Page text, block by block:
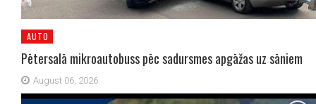
AUTO
Pētersalā mikroautobuss pēc sadursmes apgāžas uz sāniem
August 06, 2026